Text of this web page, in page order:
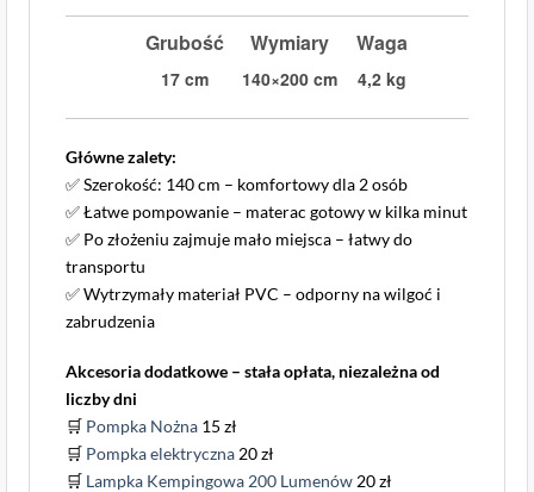
Grubość
17 cm
Wymiary
140×200 cm
Waga
4,2 kg
Główne zalety:
✅ Szerokość: 140 cm – komfortowy dla 2 osób
✅ Łatwe pompowanie – materac gotowy w kilka minut
✅ Po złożeniu zajmuje mało miejsca – łatwy do
transportu
✅ Wytrzymały materiał PVC – odporny na wilgoć i
zabrudzenia
Akcesoria dodatkowe – stała opłata, niezależna od
liczby dni
🛒 Pompka Nożna15 zł
🛒 Pompka elektryczna20 zł
🛒 Lampka Kempingowa 200 Lumenów20 zł